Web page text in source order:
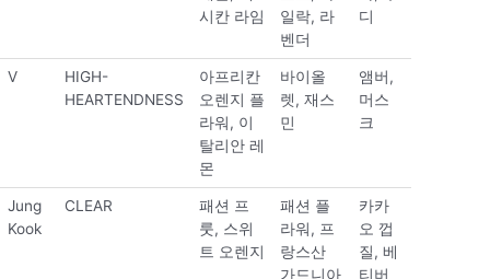
시칸 라임
일락, 라
벤더
디
V
HIGH-
HEARTENDNESS
아프리칸
오렌지 플
라워, 이
탈리안 레
몬
바이올
렛, 재스
민
앰버,
머스
크
Jung
Kook
CLEAR
패션 프
룻, 스위
트 오렌지
패션 플
라워, 프
랑스산
가드니아
카카
오 껍
질, 베
티버